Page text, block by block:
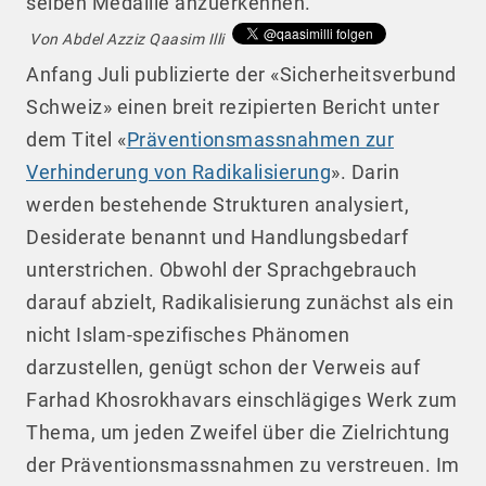
Von Abdel Azziz Qaasim Illi
Anfang Juli publizierte der «Sicherheitsverbund
Schweiz» einen breit rezipierten Bericht unter
dem Titel «Präventionsmassnahmen zur
Verhinderung von Radikalisierung». Darin
werden bestehende Strukturen analysiert,
Desiderate benannt und Handlungsbedarf
unterstrichen. Obwohl der Sprachgebrauch
darauf abzielt, Radikalisierung zunächst als ein
nicht Islam-spezifisches Phänomen
darzustellen, genügt schon der Verweis auf
Farhad Khosrokhavars einschlägiges Werk zum
Thema, um jeden Zweifel über die Zielrichtung
der Präventionsmassnahmen zu verstreuen. Im